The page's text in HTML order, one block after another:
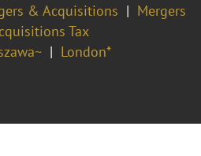
& Acquisitions
Mergers
Tax
London*